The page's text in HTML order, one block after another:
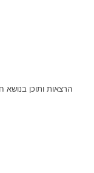
הרצאות ותוכן בנושא